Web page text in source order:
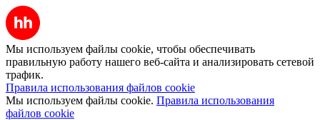
Мы используем файлы cookie, чтобы обеспечивать
правильную работу нашего веб-сайта и анализировать сетевой
трафик.
Правила использования файлов cookie
Мы используем файлы cookie. Правила использования
файлов cookie